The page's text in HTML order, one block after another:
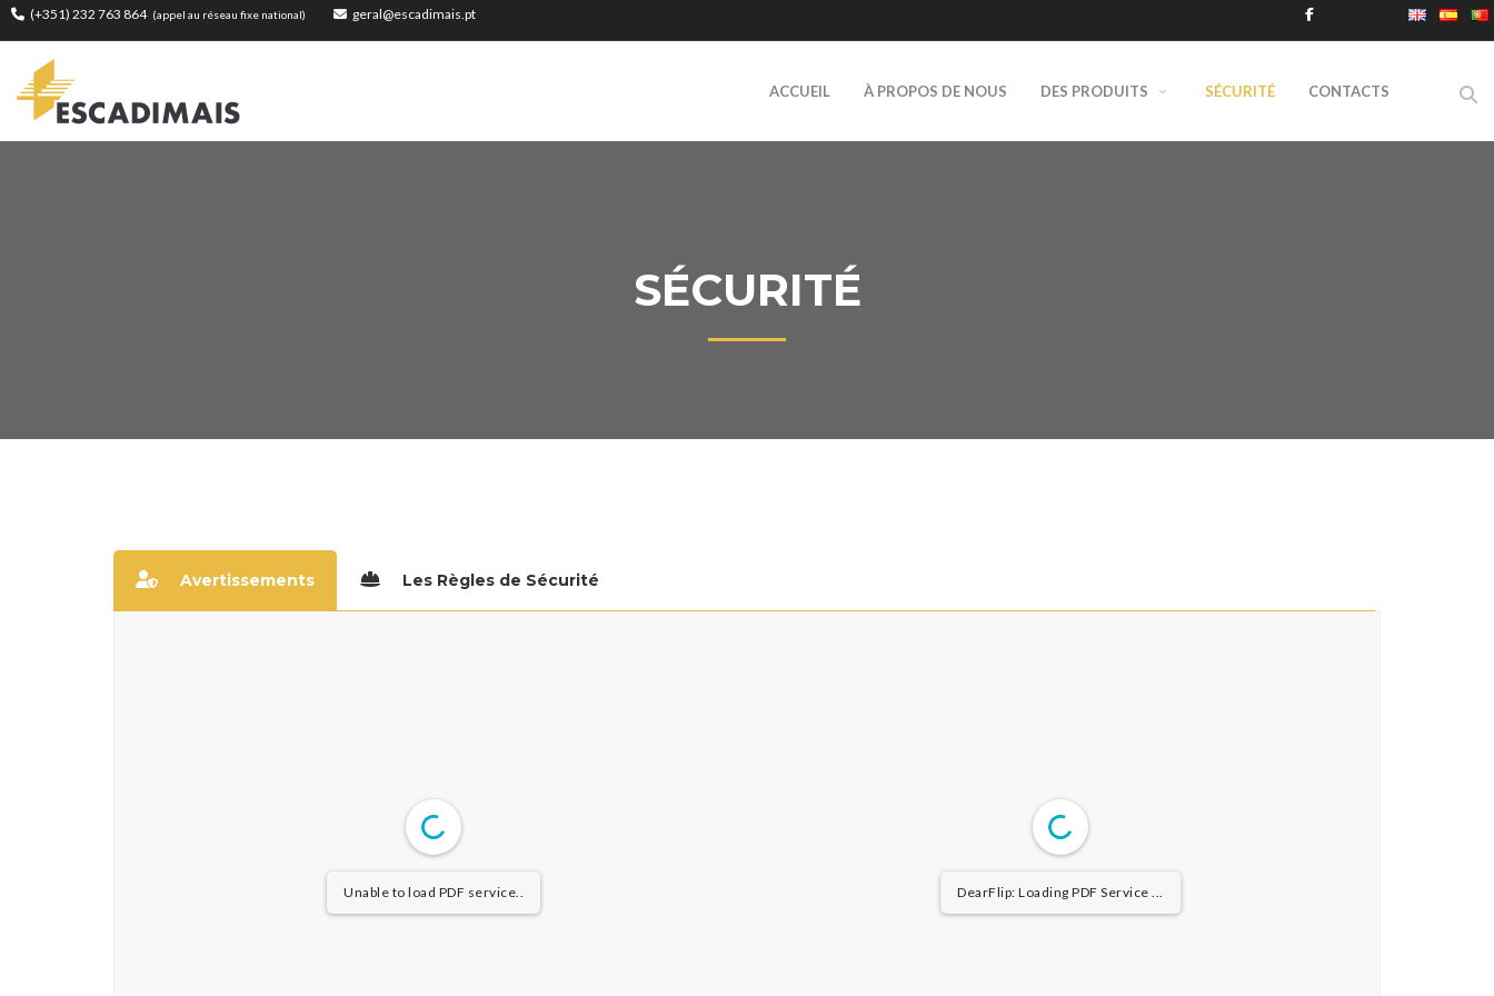
(+351) 232 763 864 (appel au réseau fixe national) geral@escadimais.pt
ACCUEIL À PROPOS DE NOUS DES PRODUITS SÉCURITÉ CONTACTS
SÉCURITÉ
Avertissements Les Règles de Sécurité
Unable to load PDF service.. DearFlip: Loading PDF Service ...